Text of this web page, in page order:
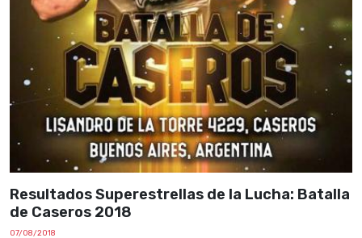
Resultados Superestrellas de la Lucha: Batalla
de Caseros 2018
07/08/2018